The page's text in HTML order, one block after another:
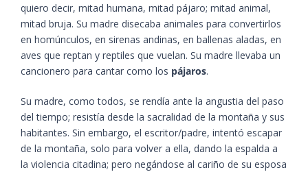
quiero decir, mitad humana, mitad pájaro; mitad animal,
mitad bruja. Su madre disecaba animales para convertirlos
en homúnculos, en sirenas andinas, en ballenas aladas, en
aves que reptan y reptiles que vuelan. Su madre llevaba un
cancionero para cantar como los pájaros.
Su madre, como todos, se rendía ante la angustia del paso
del tiempo; resistía desde la sacralidad de la montaña y sus
habitantes. Sin embargo, el escritor/padre, intentó escapar
de la montaña, solo para volver a ella, dando la espalda a
la violencia citadina; pero negándose al cariño de su esposa